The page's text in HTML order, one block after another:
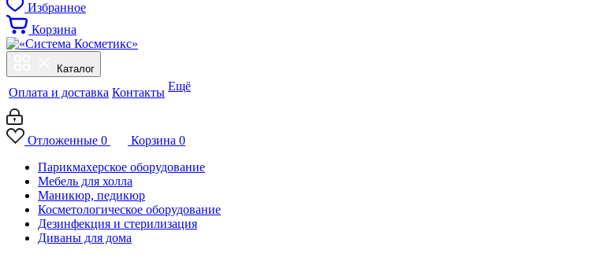
Избранное
Корзина
Каталог
Оплата и доставка Контакты Ещё
Отложенные 0 Корзина 0
Парикмахерское оборудование
Мебель для холла
Маникюр, педикюр
Косметологическое оборудование
Дезинфекция и стерилизация
Диваны для дома